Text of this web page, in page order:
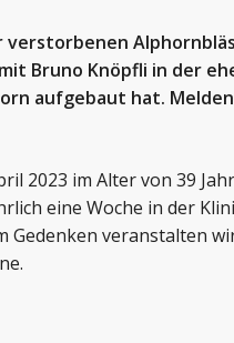
Bruno Knöpfli in der
aufgebaut hat.
2023 im Alter von 39
eine Woche in der
Gedenken veranstalten